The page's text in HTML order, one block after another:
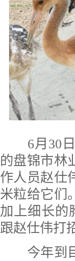
6月30日
的盘锦市林
作人员赵仕
米粒给它们
加上细长的
跟赵仕伟打
今年到目